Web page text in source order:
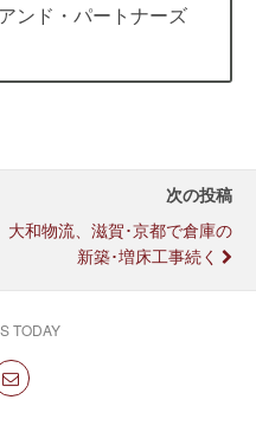
ンド・パートナーズ
次の投稿
大和物流、滋賀･京都で倉庫の
新築･増床工事続く
TODAY